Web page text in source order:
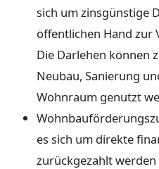
sich um zinsgünstige
öffentlichen Hand zur
Die Darlehen können
Neubau, Sanierung
Wohnraum genutzt
es sich um direkte
zurückgezahlt werden